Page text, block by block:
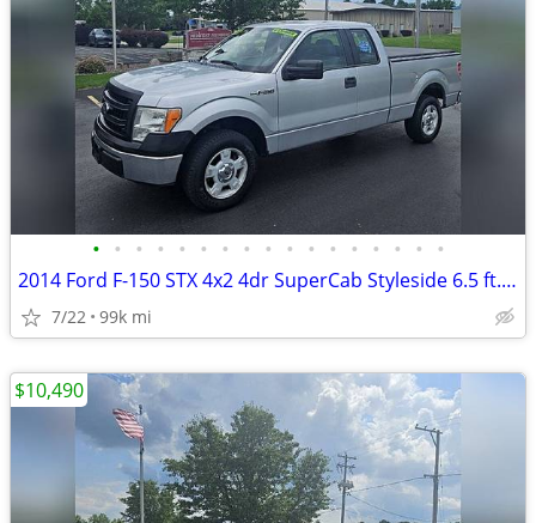
• • • • • • • • • • • • • • • • •
2014 Ford F-150 STX 4x2 4dr SuperCab Styleside 6.5 ft. SB
7/22 99k mi
$10,490